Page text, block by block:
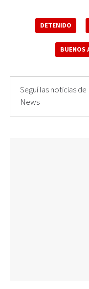
DETENIDO
BUENOS
Seguí las noticias
News